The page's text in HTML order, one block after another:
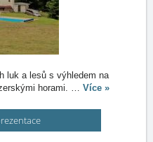
luk a lesů s výhledem na
horami. … Více »